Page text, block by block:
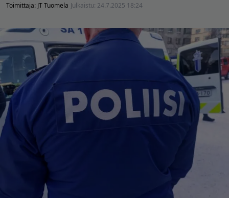
Toimittaja: JT Tuomela Julkaistu: 24.7.2025 18:24